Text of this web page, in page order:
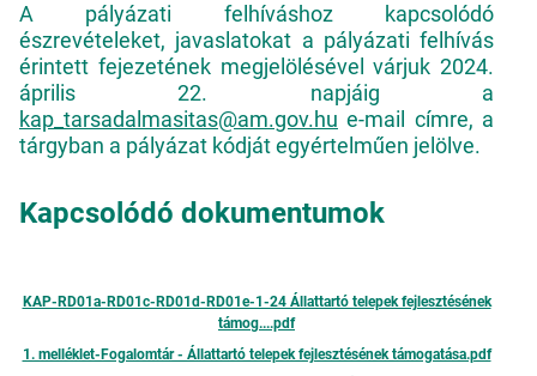
A pályázati felhíváshoz kapcsolódó
észrevételeket, javaslatokat a pályázati felhívás
érintett fejezetének megjelölésével várjuk 2024.
április 22. napjáig a
kap_tarsadalmasitas@am.gov.hu e-mail címre, a
tárgyban a pályázat kódját egyértelműen jelölve.
Kapcsolódó dokumentumok
KAP-RD01a-RD01c-RD01d-RD01e-1-24 Állattartó telepek fejlesztésének
támog....pdf
1. melléklet-Fogalomtár - Állattartó telepek fejlesztésének támogatása.pdf